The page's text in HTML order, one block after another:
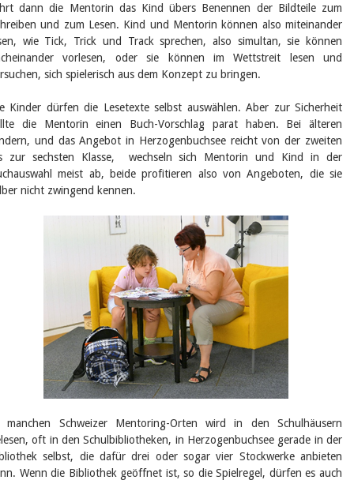
dann die Mentorin das Kind übers Benennen der Bildteile zum
und zum Lesen. Kind und Mentorin können also miteinander
wie Tick, Trick und Track sprechen, also simultan, sie können
vorlesen, oder sie können im Wettstreit lesen und
sich spielerisch aus dem Konzept zu bringen.
Kinder dürfen die Lesetexte selbst auswählen. Aber zur Sicherheit
die Mentorin einen Buch-Vorschlag parat haben. Bei älteren
und das Angebot in Herzogenbuchsee reicht von der zweiten
zur sechsten Klasse, wechseln sich Mentorin und Kind in der
meist ab, beide profitieren also von Angeboten, die sie
nicht zwingend kennen.
manchen Schweizer Mentoring-Orten wird in den Schulhäusern
oft in den Schulbibliotheken, in Herzogenbuchsee gerade in der
selbst, die dafür drei oder sogar vier Stockwerke anbieten
Wenn die Bibliothek geöffnet ist, so die Spielregel, dürfen es auch